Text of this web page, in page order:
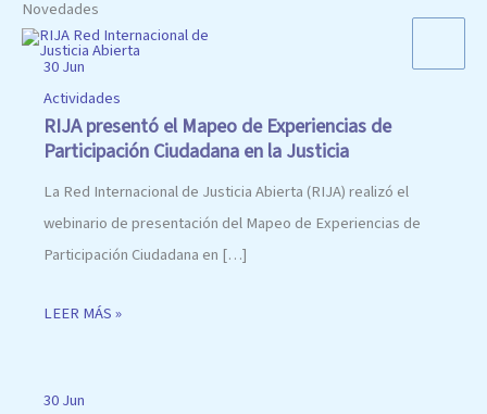
contenido
Novedades
30 Jun
Actividades
RIJA presentó el Mapeo de Experiencias de
Participación Ciudadana en la Justicia
La Red Internacional de Justicia Abierta (RIJA) realizó el
webinario de presentación del Mapeo de Experiencias de
Participación Ciudadana en […]
LEER MÁS »
30 Jun
Posts
navigation